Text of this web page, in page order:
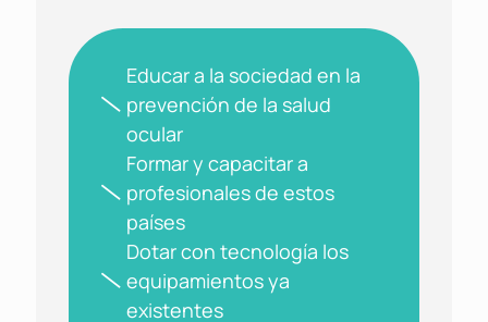
Educar a la sociedad en la
prevención de la salud
ocular
Formar y capacitar a
profesionales de estos
países
Dotar con tecnología los
equipamientos ya
existentes